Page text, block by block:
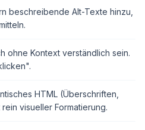
beschreibende Alt-Texte hinzu,
ohne Kontext verständlich sein.
HTML (Überschriften,
visueller Formatierung.